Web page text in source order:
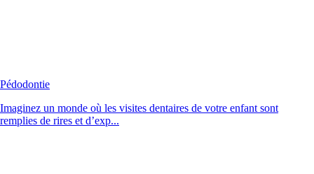
Pédodontie
Imaginez un monde où les visites dentaires de votre enfant sont
remplies de rires et d’exp...